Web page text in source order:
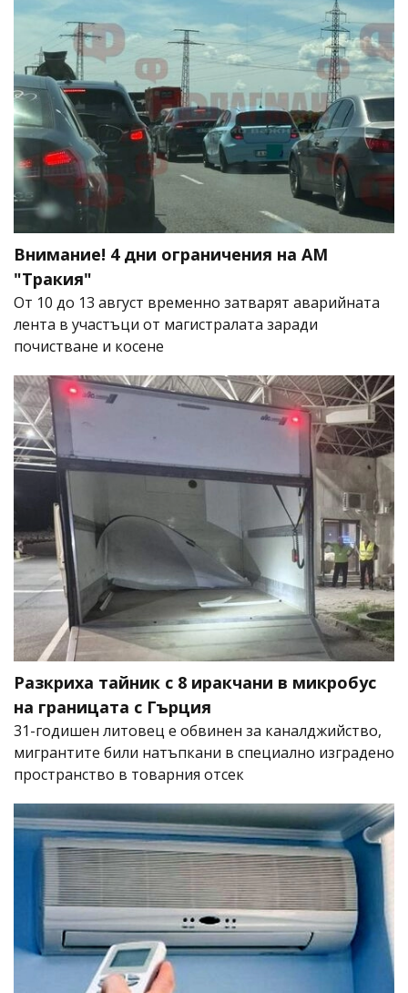
Внимание! 4 дни ограничения на АМ
"Тракия"
От 10 до 13 август временно затварят аварийната
лента в участъци от магистралата заради
почистване и косене
Разкриха тайник с 8 иракчани в микробус
на границата с Гърция
31-годишен литовец е обвинен за каналджийство,
мигрантите били натъпкани в специално изградено
пространство в товарния отсек